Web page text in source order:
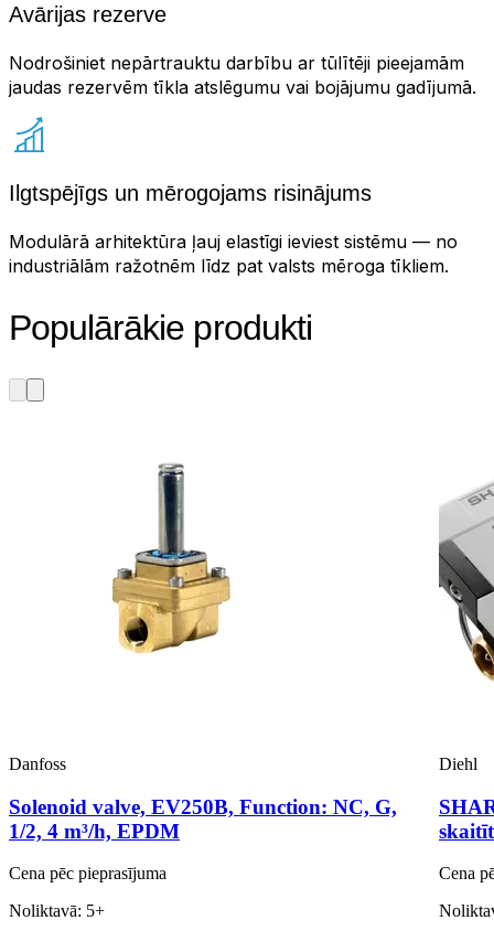
Avārijas rezerve
Nodrošiniet nepārtrauktu darbību ar tūlītēji pieejamām
jaudas rezervēm tīkla atslēgumu vai bojājumu gadījumā.
Ilgtspējīgs un mērogojams risinājums
Modulārā arhitektūra ļauj elastīgi ieviest sistēmu — no
industriālām ražotnēm līdz pat valsts mēroga tīkliem.
Populārākie produkti
Danfoss
Solenoid valve, EV250B, Function: NC, G,
1/2, 4 m³/h, EPDM
Cena pēc pieprasījuma
Noliktavā: 5+
Diehl
Cena